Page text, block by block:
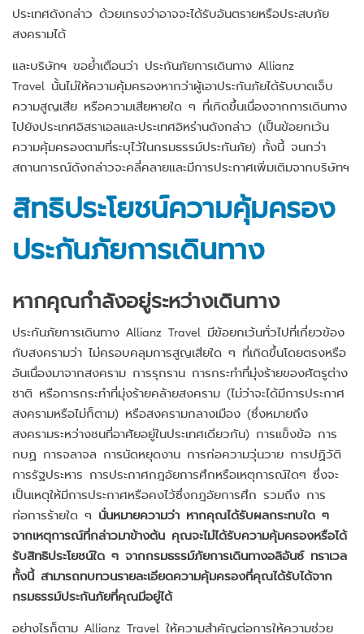
ประเทศดังกล่าว ด้วยเกรงว่าอาจจะได้รับอันตรายหรือประสบภัย
สงครามได้
และบริษัทฯ ขอย้ำเตือนว่า ประกันภัยการเดินทาง Allianz
Travel นั้นไม่ให้ความคุ้มครองหากว่าผู้เอาประกันภัยได้รับบาดเจ็บ
ความสูญเสีย หรือความเสียหายใด ๆ ที่เกิดขึ้นเนื่องจากการเดินทาง
ไปยังประเทศอิสราเอลและประเทศอิหร่านดังกล่าว (เป็นข้อยกเว้น
ความคุ้มครองตามที่ระบุไว้ในกรมธรรม์ประกันภัย) ทั้งนี้ จนกว่า
สถานการณ์ดังกล่าวจะคลี่คลายและมีการประกาศเพิ่มเติมจากบริษัทฯ
สิทธิประโยชน์ความคุ้มครอง
ประกันภัยการเดินทาง
หากคุณกำลังอยู่ระหว่างเดินทาง
ประกันภัยการเดินทาง Allianz Travel มีข้อยกเว้นทั่วไปที่เกี่ยวข้อง
กับสงครามว่า ไม่ครอบคลุมการสูญเสียใด ๆ ที่เกิดขึ้นโดยตรงหรือ
อันเนื่องมาจากสงคราม การรุกราน การกระทำที่มุ่งร้ายของศัตรูต่าง
ชาติ หรือการกระทำที่มุ่งร้ายคล้ายสงคราม (ไม่ว่าจะได้มีการประกาศ
สงครามหรือไม่ก็ตาม) หรือสงครามกลางเมือง (ซึ่งหมายถึง
สงครามระหว่างชนที่อาศัยอยู่ในประเทศเดียวกัน) การแข็งข้อ การ
กบฏ การจลาจล การนัดหยุดงาน การก่อความวุ่นวาย การปฏิวัติ
การรัฐประหาร การประกาศกฎอัยการศึกหรือเหตุการณ์ใดๆ ซึ่งจะ
เป็นเหตุให้มีการประกาศหรือคงไว้ซึ่งกฎอัยการศึก รวมถึง การ
ก่อการร้ายใด ๆ นั่นหมายความว่า หากคุณได้รับผลกระทบใด ๆ
จากเหตุการณ์ที่กล่าวมาข้างต้น คุณจะไม่ได้รับความคุ้มครองหรือได้
รับสิทธิประโยชน์ใด ๆ จากกรมธรรม์ภัยการเดินทางอลิอันซ์ ทราเวล
ทั้งนี้ สามารถทบทวนรายละเอียดความคุ้มครองที่คุณได้รับได้จาก
กรมธรรม์ประกันภัยที่คุณมีอยู่ได้
อย่างไรก็ตาม Allianz Travel ให้ความสำคัญต่อการให้ความช่วย